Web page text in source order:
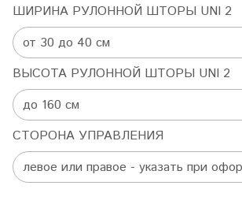
ШИРИНА РУЛОННОЙ ШТОРЫ UNI 2
ВЫСОТА РУЛОННОЙ ШТОРЫ UNI 2
СТОРОНА УПРАВЛЕНИЯ